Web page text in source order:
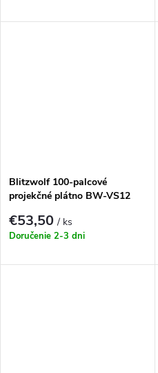
Blitzwolf 100-palcové
projekčné plátno BW-VS12
€53,50/ ks
Doručenie 2-3 dni